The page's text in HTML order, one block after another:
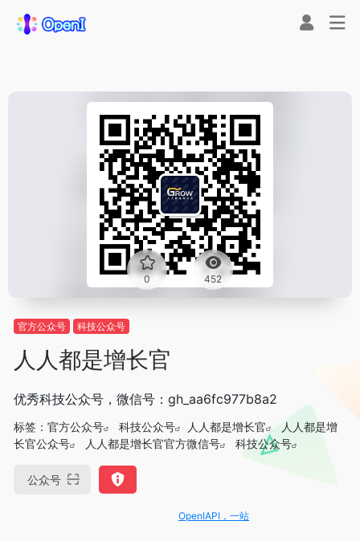
0 452
官方公众号 科技公众号
人人都是增长官
优秀科技公众号，微信号：gh_aa6fc977b8a2
标签： 官方公众号 科技公众号 人人都是增长官
人人都是增
长官公众号
人人都是增长官官方微信号 科技公众号
公众号
OpenIAPI，一站式大模型API聚合平台